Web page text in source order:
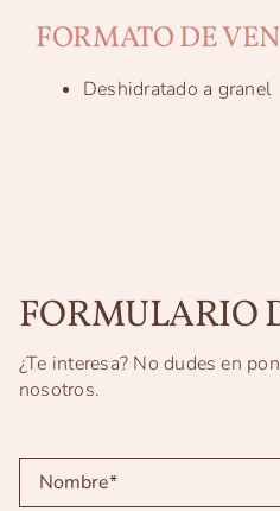
FORMATO DE
Deshidratado a granel
FORMULARIO
¿Te interesa? No dudes en
nosotros.